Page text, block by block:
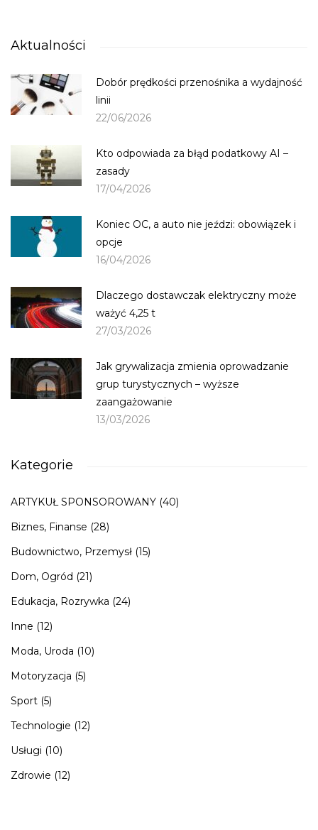
Aktualności
Dobór prędkości przenośnika a wydajność
linii
22/06/2026
Kto odpowiada za błąd podatkowy AI –
zasady
17/04/2026
Koniec OC, a auto nie jeździ: obowiązek i
opcje
16/04/2026
Dlaczego dostawczak elektryczny może
ważyć 4,25 t
27/03/2026
Jak grywalizacja zmienia oprowadzanie
grup turystycznych – wyższe
zaangażowanie
13/03/2026
Kategorie
ARTYKUŁ SPONSOROWANY (40)
Biznes, Finanse (28)
Budownictwo, Przemysł (15)
Dom, Ogród (21)
Edukacja, Rozrywka (24)
Inne (12)
Moda, Uroda (10)
Motoryzacja (5)
Sport (5)
Technologie (12)
Usługi (10)
Zdrowie (12)